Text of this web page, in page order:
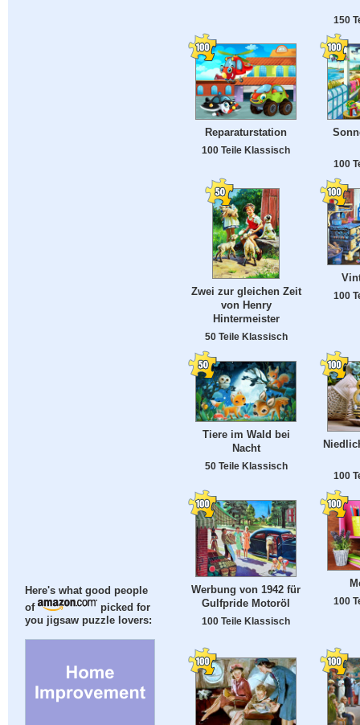
Here's what good people
of
picked for
you jigsaw puzzle lovers:
150
Reparaturstation
100 Teile Klassisch
100
Zwei zur gleichen Zeit
von Henry
Hintermeister
50 Teile Klassisch
100
Tiere im Wald bei
Nacht
50 Teile Klassisch
100
Werbung von 1942 für
Gulfpride Motoröl
100 Teile Klassisch
100